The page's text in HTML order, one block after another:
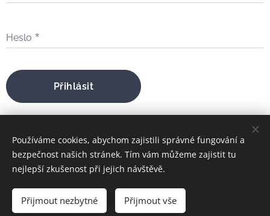
Heslo
Přihlásit
bratrfilip@gmail.com
FILIP MARIA ŠTOJDL
Používáme cookies, abychom zajistili správné fungování a
bezpečnost našich stránek. Tím vám můžeme zajistit tu
nejlepší zkušenost při jejich návštěvě.
Přijmout nezbytné Přijmout vše